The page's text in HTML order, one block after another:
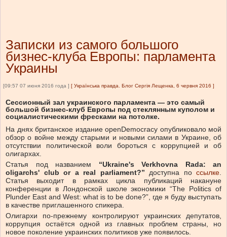
Записки из самого большого
бизнес-клуба Европы: парламента
Украины
[09:57 07 июня 2016 года ] [ Українська правда. Блог Сергія Лещенка, 6 червня 2016 ]
Сессионный зал украинского парламента — это самый
большой бизнес-клуб Европы под стеклянным куполом и
социалистическими фресками на потолке.
На днях британское издание openDemocracy опубликовало мой
обзор о войне между старыми и новыми силами в Украине, об
отсутствии политической воли бороться с коррупцией и об
олигархах.
Статья под названием “Ukraine's Verkhovna Rada: an
oligarchs' club or a real parliament?” доступна по ссылке.
Статья выходит в рамках цикла публикаций накануне
конференции в Лондонской школе экономики “The Politics of
Plunder East and West: what is to be done?”, где я буду выступать
в качестве приглашенного спикера.
Олигархи по-прежнему контролируют украинских депутатов,
коррупция остаётся одной из главных проблем страны, но
новое поколение украинских политиков уже появилось.